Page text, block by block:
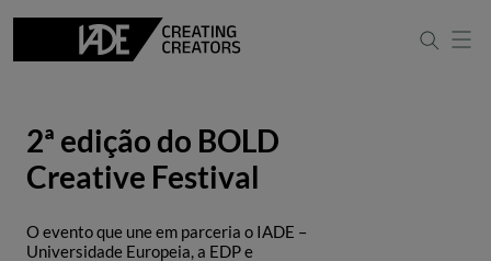
2ª edição do BOLD
Creative Festival
O evento que une em parceria o IADE –
Universidade Europeia, a EDP e